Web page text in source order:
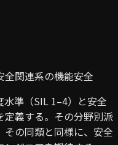
全関連系の機能安全
準（SIL 1–4）と安全
定義する。その分野別派
の同類と同様に、安全